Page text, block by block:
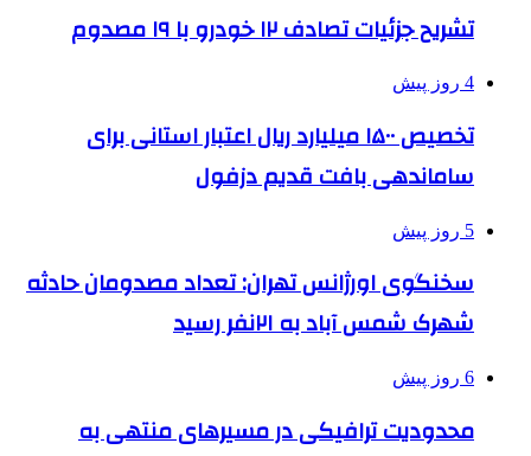
تشریح جزئیات تصادف ۱۲ خودرو با ۱۹ مصدوم
4 روز پیش
تخصیص ۱۵۰۰ میلیارد ریال اعتبار استانی برای
ساماندهی بافت قدیم دزفول
5 روز پیش
سخنگوی اورژانس تهران: تعداد مصدومان حادثه
شهرک شمس آباد به ۲۱نفر رسید
6 روز پیش
محدودیت ترافیکی در مسیرهای منتهی به